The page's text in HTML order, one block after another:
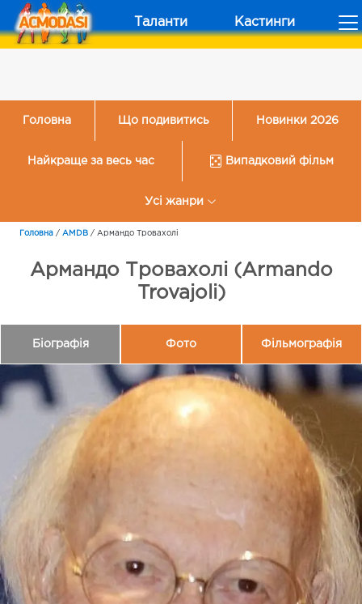
Таланти Кастинги
Головна Що подивитись Новинки 2026
Найкраще за весь час Випадковий фільм
Усі жанри
Головна / AMDB / Армандо Тровахолі
Армандо Тровахолі (Armando
Trovajoli)
Біографія Фото Фільмографія